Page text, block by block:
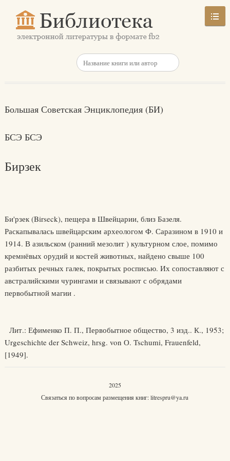
Большая Советская Энциклопедия (БИ)
БСЭ БСЭ
Бирзек
Би'рзек (Birseck), пещера в Швейцарии, близ Базеля.
Раскапывалась швейцарским археологом Ф. Саразином в 1910 и
1914. В азильском (ранний мезолит ) культурном слое, помимо
кремнёвых орудий и костей животных, найдено свыше 100
разбитых речных галек, покрытых росписью. Их сопоставляют с
австралийскими чурингами и связывают с обрядами
первобытной магии .
Лит.: Ефименко П. П., Первобытное общество, 3 изд.. К., 1953;
Urgeschichte der Schweiz, hrsg. von О. Tschumi, Frauenfeld,
[1949].
2025
Связаться по вопросам размещения книг:litrespru@ya.ru